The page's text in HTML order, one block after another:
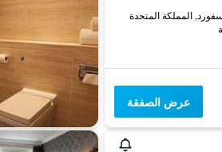
عرض الصفقة